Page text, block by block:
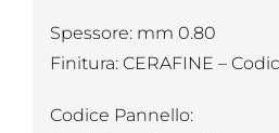
Spessore: mm 0.80
Finitura: CERAFINE –
Codice Pannello: